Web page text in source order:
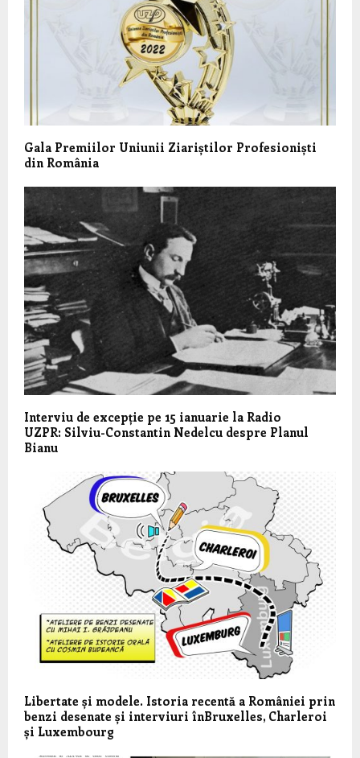
Gala Premiilor Uniunii Ziariștilor Profesioniști
din România
Interviu de excepție pe 15 ianuarie la Radio
UZPR: Silviu-Constantin Nedelcu despre Planul
Bianu
Libertate și modele. Istoria recentă a României prin
benzi desenate și interviuri înBruxelles, Charleroi
și Luxembourg